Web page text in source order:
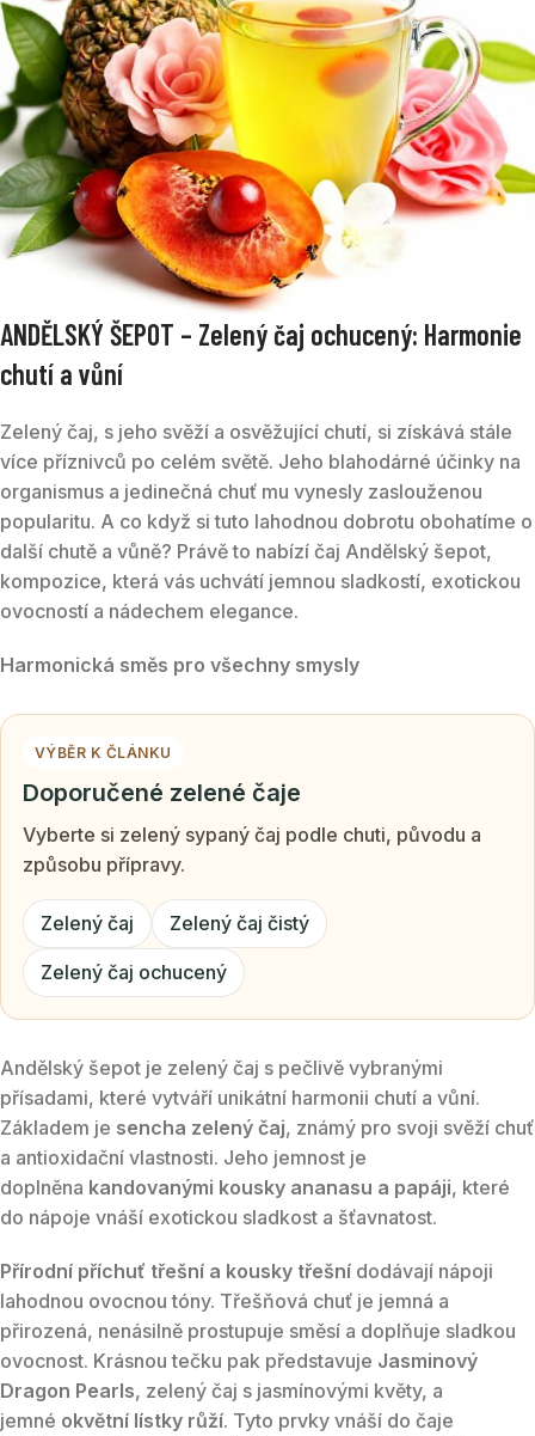
ANDĚLSKÝ ŠEPOT – Zelený čaj ochucený: Harmonie
chutí a vůní
Zelený čaj, s jeho svěží a osvěžující chutí, si získává stále
více příznivců po celém světě. Jeho blahodárné účinky na
organismus a jedinečná chuť mu vynesly zaslouženou
popularitu. A co když si tuto lahodnou dobrotu obohatíme o
další chutě a vůně? Právě to nabízí čaj Andělský šepot,
kompozice, která vás uchvátí jemnou sladkostí, exotickou
ovocností a nádechem elegance.
Harmonická směs pro všechny smysly
VÝBĚR K ČLÁNKU
Doporučené zelené čaje
Vyberte si zelený sypaný čaj podle chuti, původu a
způsobu přípravy.
Zelený čaj Zelený čaj čistý
Zelený čaj ochucený
Andělský šepot je zelený čaj s pečlivě vybranými
přísadami, které vytváří unikátní harmonii chutí a vůní.
Základem je sencha zelený čaj, známý pro svoji svěží chuť
a antioxidační vlastnosti. Jeho jemnost je
doplněna kandovanými kousky ananasu a papáji, které
do nápoje vnáší exotickou sladkost a šťavnatost.
Přírodní příchuť třešní a kousky třešní dodávají nápoji
lahodnou ovocnou tóny. Třešňová chuť je jemná a
přirozená, nenásilně prostupuje směsí a doplňuje sladkou
ovocnost. Krásnou tečku pak představuje Jasminový
Dragon Pearls, zelený čaj s jasmínovými květy, a
jemné okvětní lístky růží. Tyto prvky vnáší do čaje